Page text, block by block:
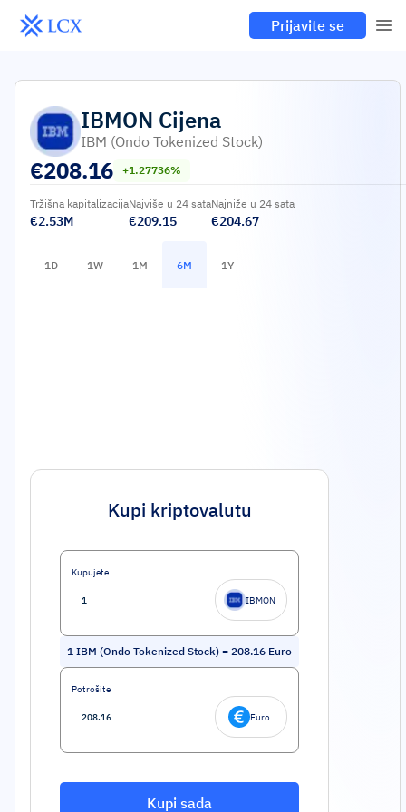
Prijavite se
IBMON Cijena
IBM (Ondo Tokenized Stock)
€208.16 +1.27736%
Tržišna kapitalizacija
€2.53M
Najviše u 24 sata
€209.15
Najniže u 24 sata
€204.67
1D 1W 1M 6M 1Y
Kupi kriptovalutu
Kupujete
IBMON
1 IBM (Ondo Tokenized Stock) = 208.16 Euro
Potrošite
Euro
Kupi sada